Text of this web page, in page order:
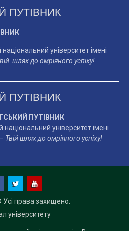
ПУТІВНИК
університет імені
шлях до омріяного успіху!
ПУТІВНИК
ПУТІВНИК
університет імені
Твій шлях до омріяного успіху!
права захищено.
університету